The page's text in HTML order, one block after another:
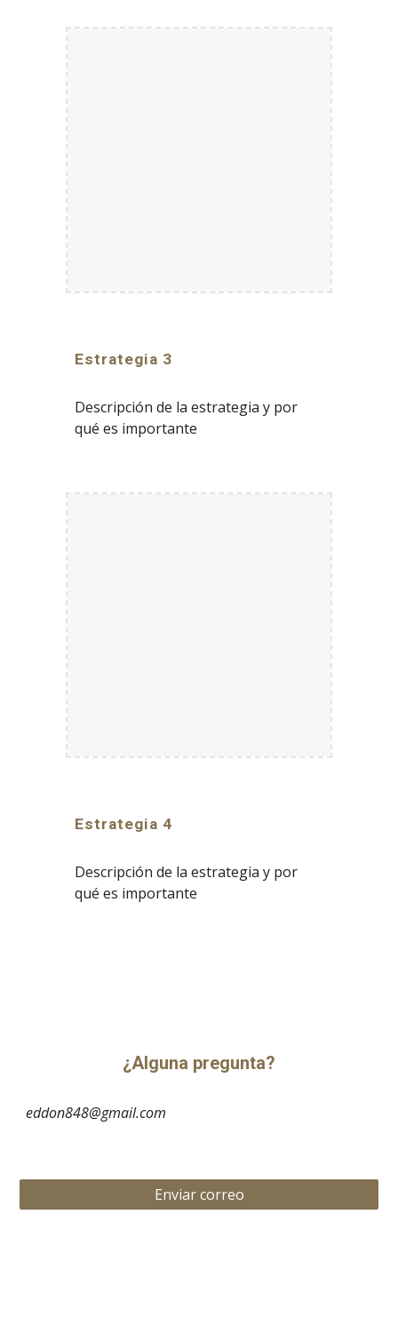
Estrategia 3
Descripción de la estrategia y por
qué es importante
Estrategia 4
Descripción de la estrategia y por
qué es importante
¿Alguna pregunta?
eddon848@gmail.com
Enviar correo